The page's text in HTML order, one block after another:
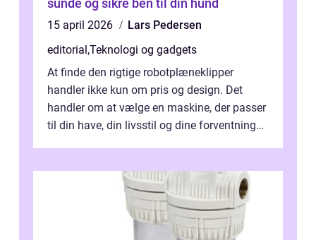
sunde og sikre ben til din hund
15 april 2026
Lars Pedersen
editorial,Teknologi og gadgets
At finde den rigtige robotplæneklipper
handler ikke kun om pris og design. Det
handler om at vælge en maskine, der passer
til din have, din livsstil og dine forventninger.